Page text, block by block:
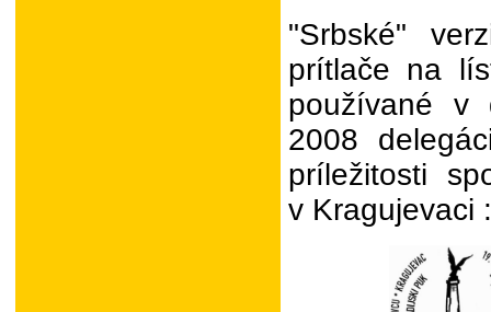
"Srbské"
prítlače na
používané
2008
príležitosti
v Kragujevaci :